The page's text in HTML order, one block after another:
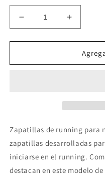
Reducir
cantidad
para
JOMA
Aumentar
cantidad
para
JOMA
Zapatillas de running para
zapatillas desarrolladas
iniciarse en el running.
destacan en este modelo